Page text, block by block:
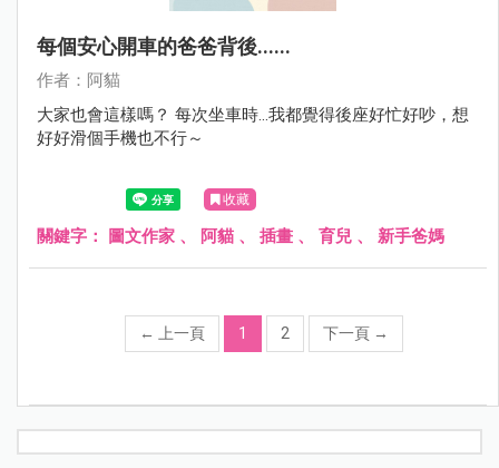
每個安心開車的爸爸背後......
作者：阿貓
大家也會這樣嗎？ 每次坐車時...我都覺得後座好忙好吵，想
好好滑個手機也不行～
收藏
關鍵字： 圖文作家 、 阿貓 、 插畫 、 育兒 、 新手爸媽
← 上一頁 1 2 下一頁 →